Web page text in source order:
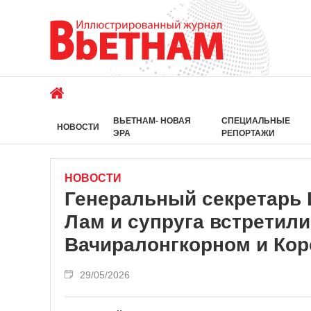
НОВОСТИ
ВЬЕТНАМ- НОВАЯ
ЭРА
СПЕЦИАЛЬНЫЕ
РЕПОРТАЖИ
НОВОСТИ
Генеральный
Лам и супруга
Вачиралонгкорном и
29/05/2026